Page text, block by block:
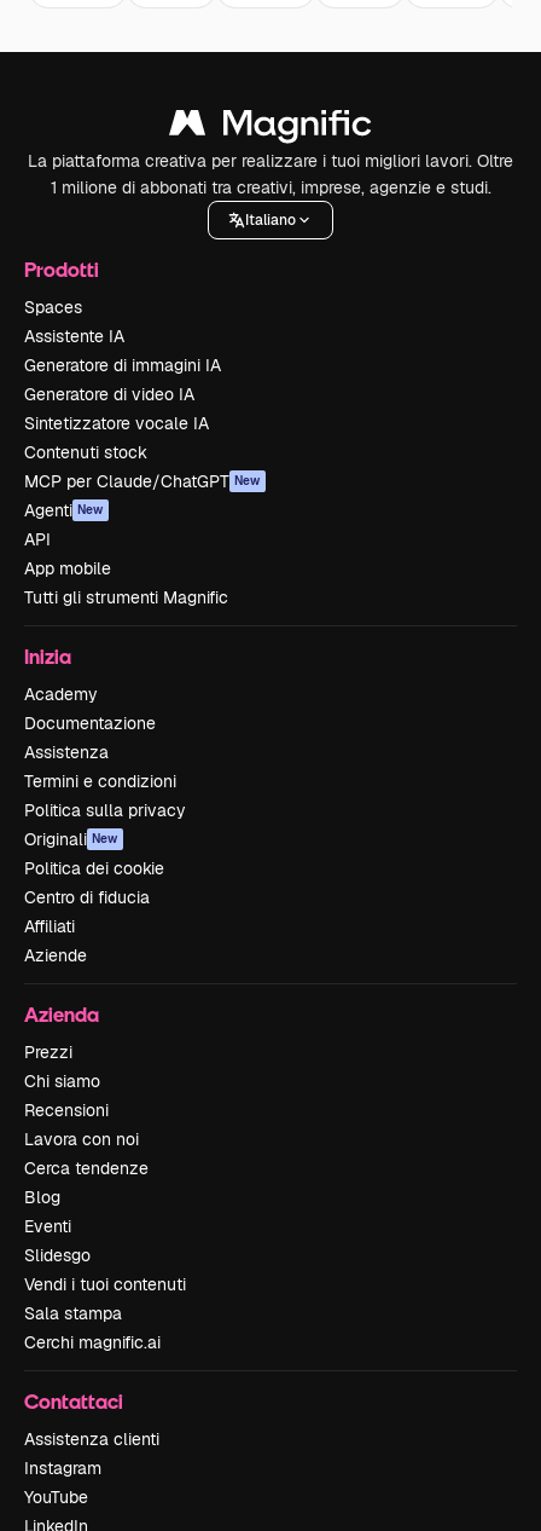
La piattaforma creativa per realizzare i tuoi migliori lavori. Oltre
1 milione di abbonati tra creativi, imprese, agenzie e studi.
Italiano
Prodotti
Spaces
Assistente IA
Generatore di immagini IA
Generatore di video IA
Sintetizzatore vocale IA
Contenuti stock
MCP per Claude/ChatGPT New
Agenti New
API
App mobile
Tutti gli strumenti Magnific
Inizia
Academy
Documentazione
Assistenza
Termini e condizioni
Politica sulla privacy
Originali New
Politica dei cookie
Centro di fiducia
Affiliati
Aziende
Azienda
Prezzi
Chi siamo
Recensioni
Lavora con noi
Cerca tendenze
Blog
Eventi
Slidesgo
Vendi i tuoi contenuti
Sala stampa
Cerchi magnific.ai
Contattaci
Assistenza clienti
Instagram
YouTube
LinkedIn